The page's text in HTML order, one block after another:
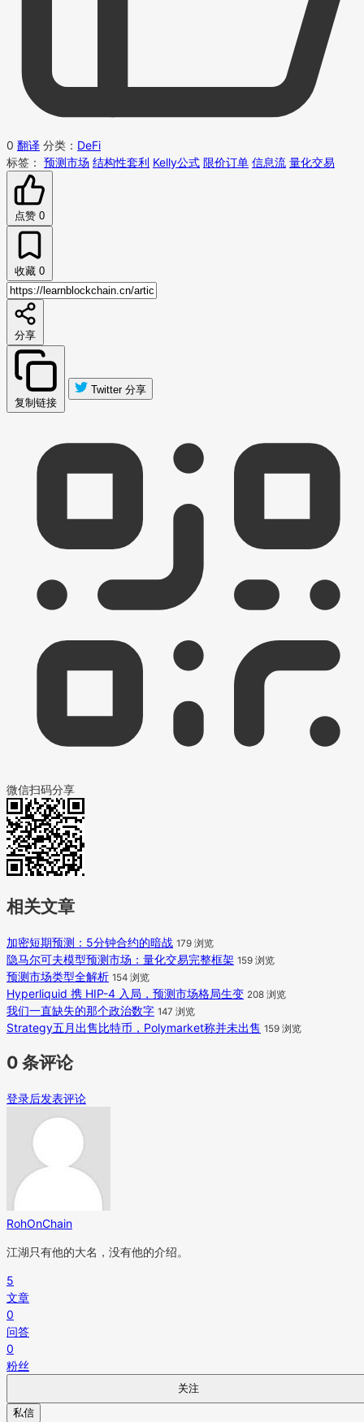
0 翻译 分类： DeFi
标签： 预测市场 结构性套利 Kelly公式 限价订单 信息流 量化交易
点赞 0
收藏 0
分享
复制链接
Twitter 分享
微信扫码分享
相关文章
加密短期预测：5分钟合约的暗战 179 浏览
隐马尔可夫模型预测市场：量化交易完整框架 159 浏览
预测市场类型全解析 154 浏览
Hyperliquid 携 HIP-4 入局，预测市场格局生变 208 浏览
我们一直缺失的那个政治数字 147 浏览
Strategy五月出售比特币，Polymarket称并未出售 159 浏览
0 条评论
登录后发表评论
RohOnChain
江湖只有他的大名，没有他的介绍。
5
文章
0
问答
0
粉丝
关注
私信